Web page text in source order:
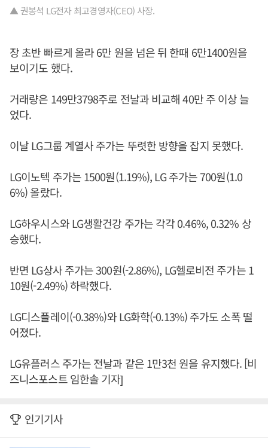
▲ 권봉석 LG전자 최고경영자(CEO) 사장.
장 초반 빠르게 올라 6만 원을 넘은 뒤 한때 6만1400원을
보이기도 했다.
거래량은 149만3798주로 전날과 비교해 40만 주 이상 늘
었다.
이날 LG그룹 계열사 주가는 뚜렷한 방향을 잡지 못했다.
LG이노텍 주가는 1500원(1.19%), LG 주가는 700원(1.0
6%) 올랐다.
LG하우시스와 LG생활건강 주가는 각각 0.46%, 0.32% 상
승했다.
반면 LG상사 주가는 300원(-2.86%), LG헬로비전 주가는 1
10원(-2.49%) 하락했다.
LG디스플레이(-0.38%)와 LG화학(-0.13%) 주가도 소폭 떨
어졌다.
LG유플러스 주가는 전날과 같은 1만3천 원을 유지했다. [비
즈니스포스트 임한솔 기자]
인기기사